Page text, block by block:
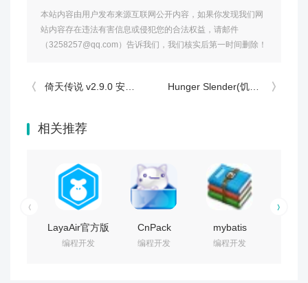
本站内容由用户发布来源互联网公开内容，如果你发现我们网
站内容存在违法有害信息或侵犯您的合法权益，请邮件
（3258257@qq.com）告诉我们，我们核实后第一时间删除！
倚天传说 v2.9.0 安卓版 Hunger Slender(饥饿苗条手游) v1.2 安卓版
相关推荐
LayaAir官方版
v2.12.0 官方
编程开发
CnPack
SQLite
编程开发
mybatis
generatorcore.jar
编程开发